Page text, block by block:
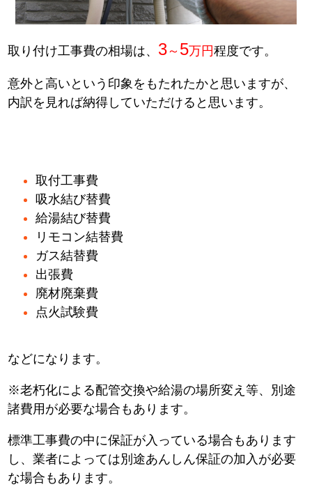
取り付け工事費の相場は、 3～ 5万円程度です。
意外と高いという印象をもたれたかと思いますが、
内訳を見れば納得していただけると思います。
取付工事費
吸水結び替費
給湯結び替費
リモコン結替費
ガス結替費
出張費
廃材廃棄費
点火試験費
などになります。
※老朽化による配管交換や給湯の場所変え等、別途
諸費用が必要な場合もあります。
標準工事費の中に保証が入っている場合もあります
し、業者によっては別途あんしん保証の加入が必要
な場合もあります。